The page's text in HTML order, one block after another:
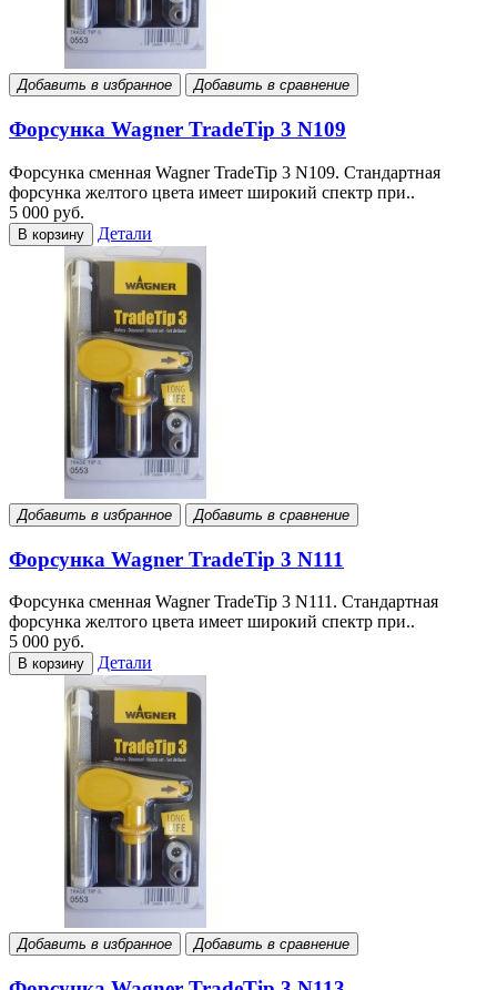
Добавить в избранное Добавить в сравнение
Форсунка Wagner TradeTip 3 N109
Форсунка сменная Wagner TradeTip 3 N109. Стандартная
форсунка желтого цвета имеет широкий спектр при..
5 000 руб.
В корзину Детали
Добавить в избранное Добавить в сравнение
Форсунка Wagner TradeTip 3 N111
Форсунка сменная Wagner TradeTip 3 N111. Стандартная
форсунка желтого цвета имеет широкий спектр при..
5 000 руб.
В корзину Детали
Добавить в избранное Добавить в сравнение